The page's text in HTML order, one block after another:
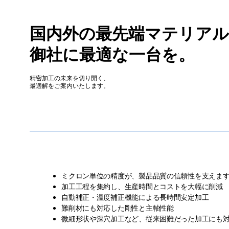
国内外の最先端マテリアルから
精密加工の未来を切り開く最適
ます。
国内外の最先端マテリアル
御社に最適な一台を。
精密加工の未来を切り開く、
最適解をご案内いたします。
ミクロン単位の精度が、製品品質の信頼性を支えます
加工工程を集約し、生産時間とコストを大幅に削減
自動補正・温度補正機能による長時間安定加工
難削材にも対応した剛性と主軸性能
微細形状や深穴加工など、従来困難だった加工にも